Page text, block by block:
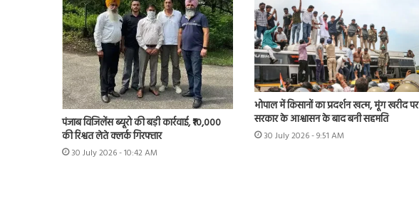
पंजाब विजिलेंस ब्यूरो की बड़ी कार्रवाई, ₹10,000
की रिश्वत लेते क्लर्क गिरफ्तार
30 July 2026 - 10:42 AM
भोपाल में किसानों का प्रदर्शन खत्म, मूंग खरीद पर
सरकार के आश्वासन के बाद बनी सहमति
30 July 2026 - 9:51 AM